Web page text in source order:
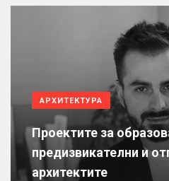
АРХИТЕКТУРА
Проектите за
предизвикателни и
архитектите